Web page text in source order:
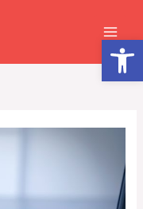
Abrir barra de herramientas